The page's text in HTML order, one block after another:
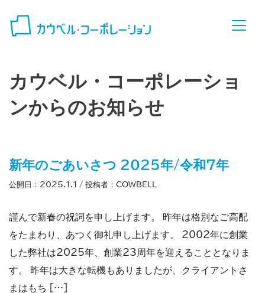
カウベル・コーポレーショ
ンからのお知らせ
新年のごあいさつ 2025年/令和7年
公開日： 2025.1.1 / 投稿者： COWBELL
謹んで新春の祝詞を申し上げます。 昨年は格別なご高配
をたまわり、あつく御礼申し上げます。 2002年に創業
した弊社は2025年、創業23周年を迎えることとなりま
す。 昨年は大きな転機もありましたが、クライアントさ
まはもち […]